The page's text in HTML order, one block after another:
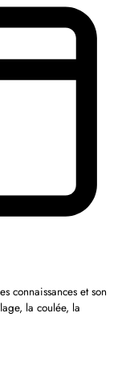
connaissances et son
la coulée, la